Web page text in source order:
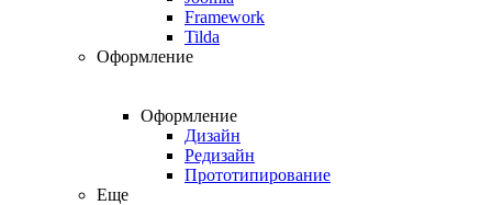
Framework
Tilda
Оформление
Оформление
Дизайн
Редизайн
Прототипирование
Еще